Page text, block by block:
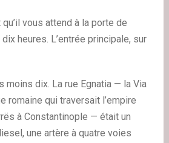
vous attend à la porte de
heures. L’entrée principale, sur
moins dix. La rue Egnatia — la Via
romaine qui traversait l’empire
à Constantinople — était un
une artère à quatre voies